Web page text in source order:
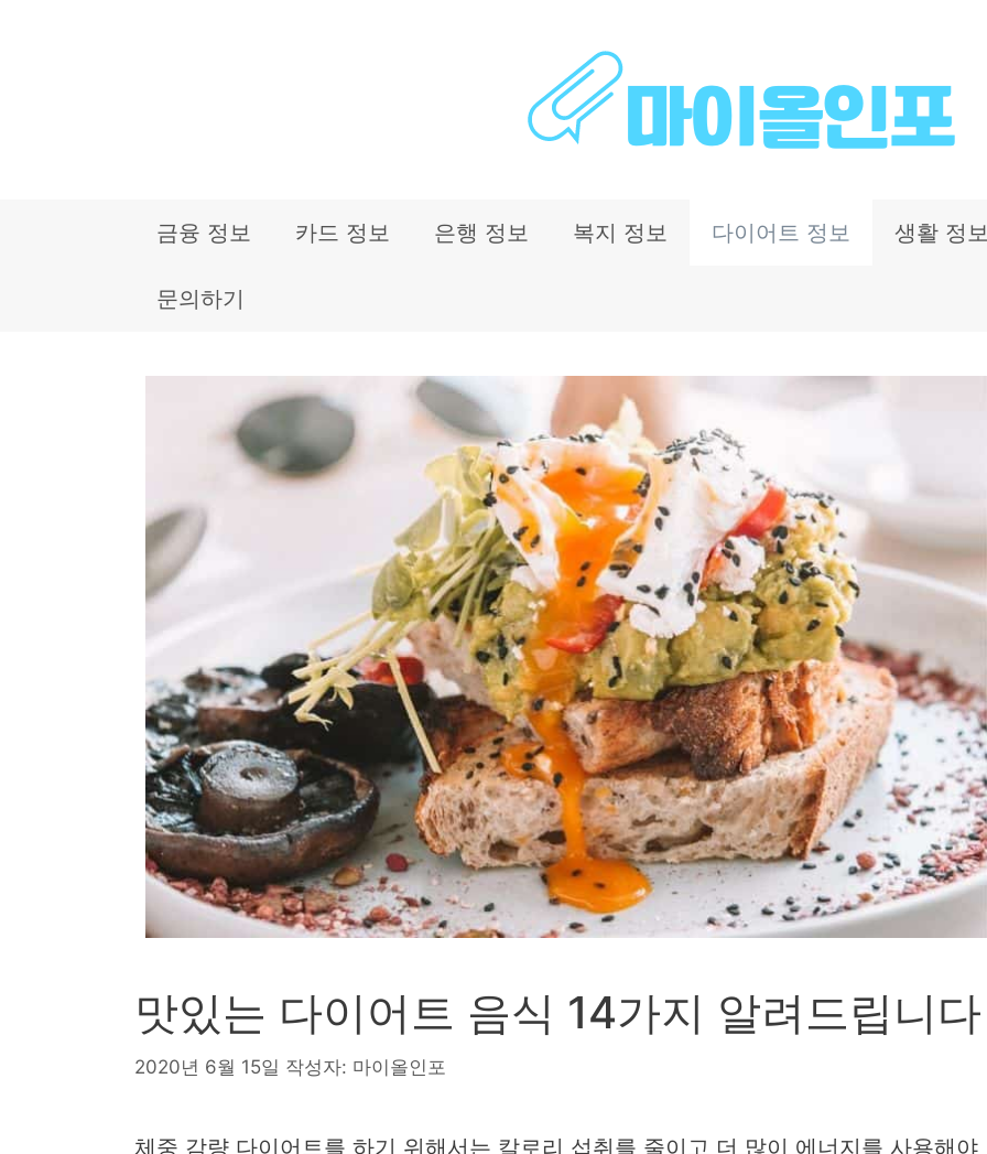
금융 정보 카드 정보 은행 정보 복지 정보 다이어트 정보 생활 정보
문의하기
맛있는 다이어트 음식 14가지 알려드립니다
2020년 6월 15일 작성자: 마이올인포
체중 감량 다이어트를 하기 위해서는 칼로리 섭취를 줄이고 더 많이 에너지를 사용해야